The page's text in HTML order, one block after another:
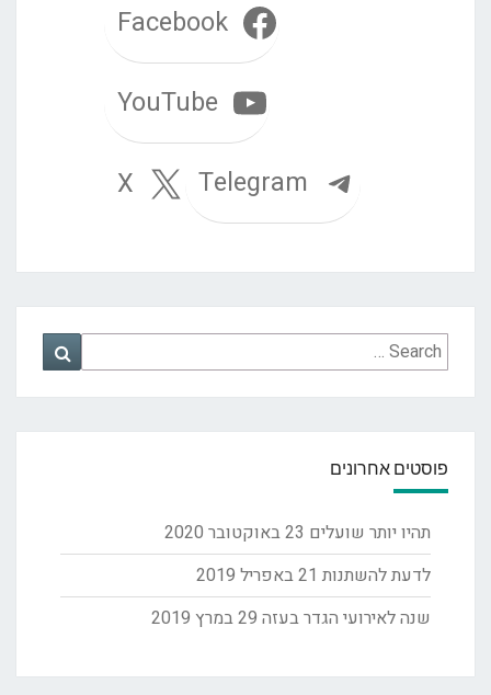
Facebook
YouTube
Telegram
X
Search
for:
Search
פוסטים אחרונים
תהיו יותר שועלים 23 באוקטובר 2020
לדעת להשתנות 21 באפריל 2019
שנה לאירועי הגדר בעזה 29 במרץ 2019